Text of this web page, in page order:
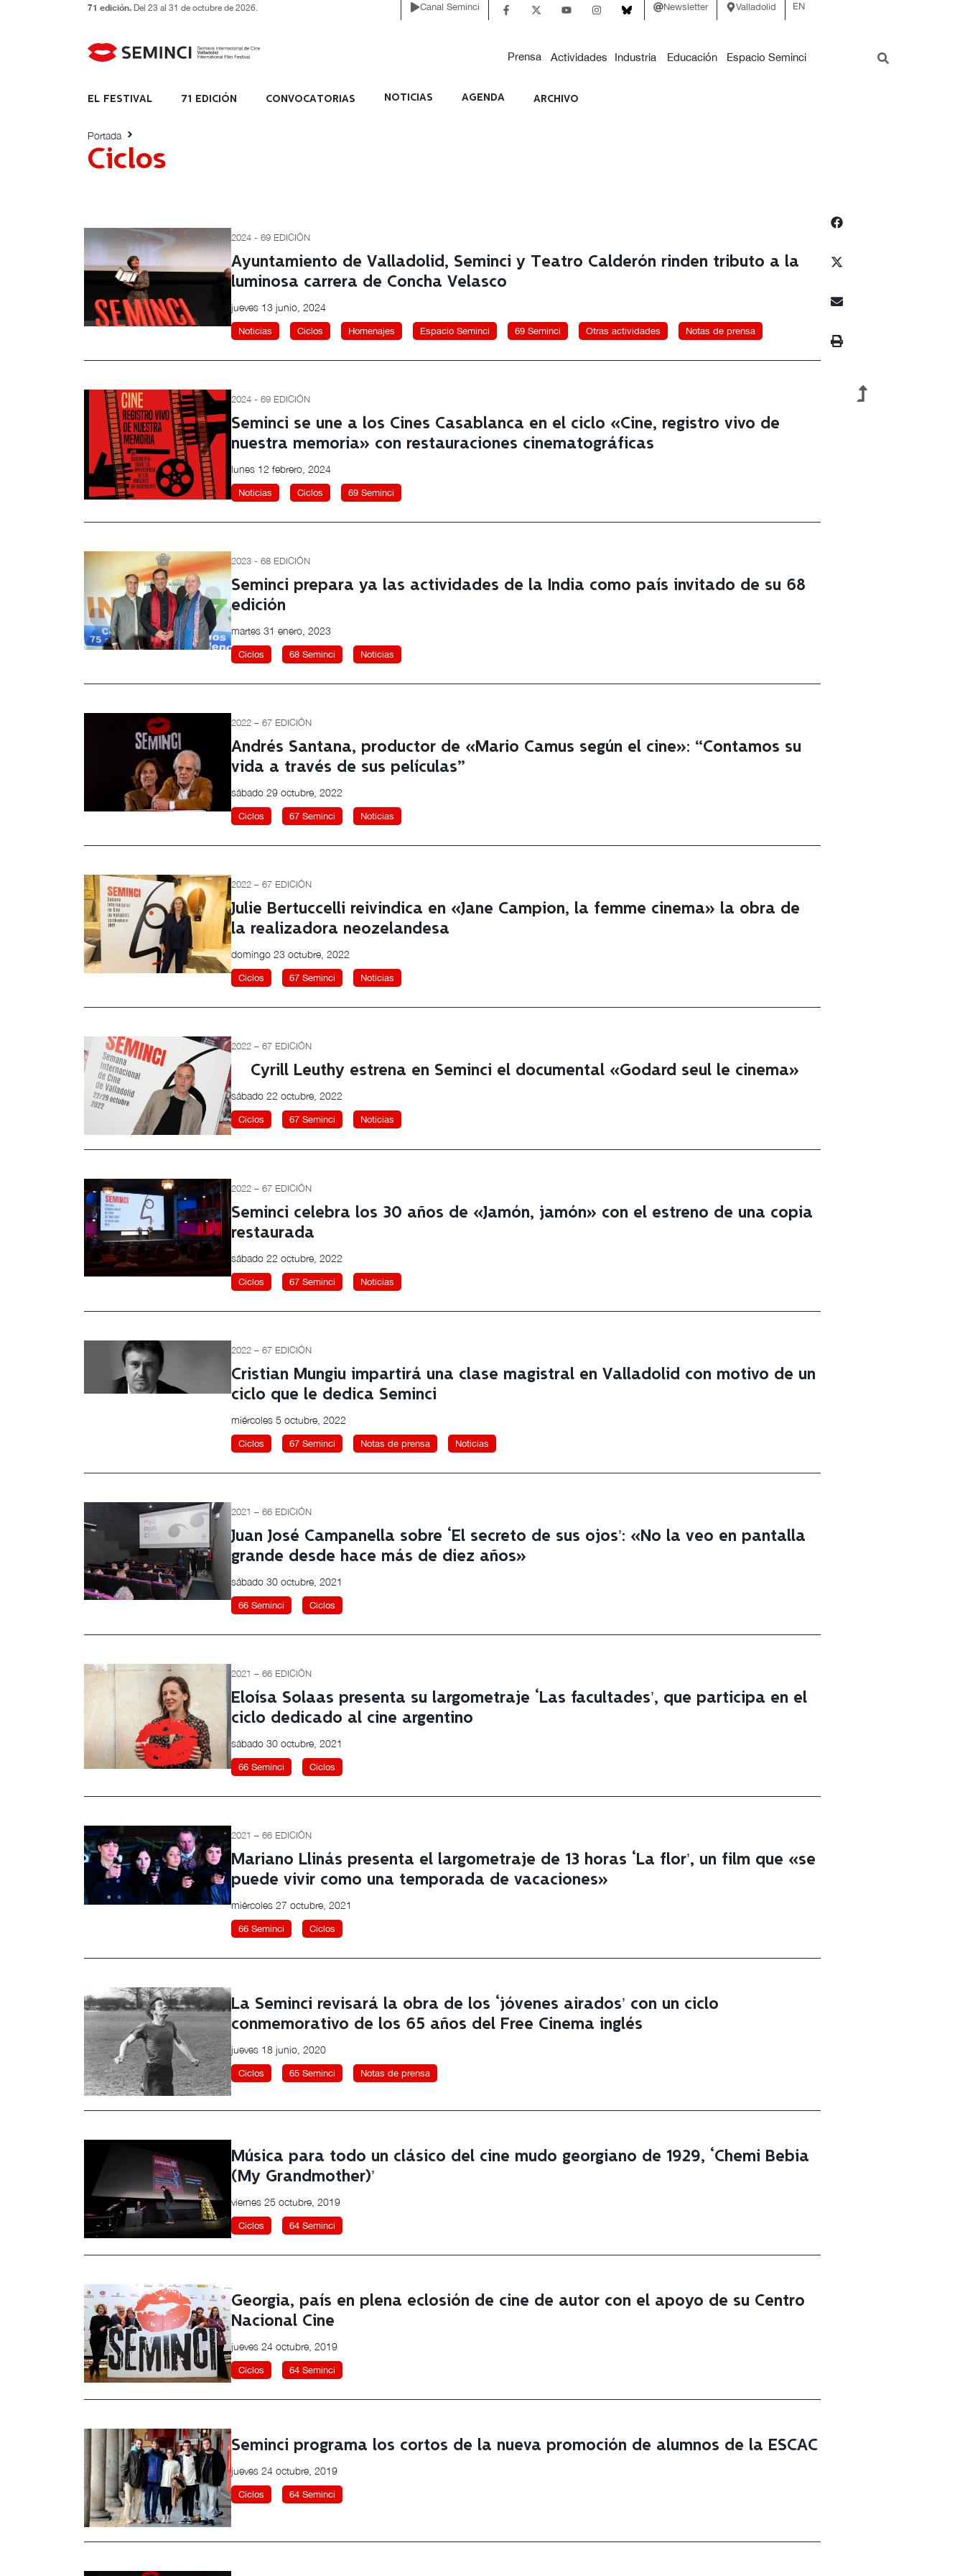
71 edición. Del 23 al 31 de octubre de 2026. Canal Seminci Newsletter Valladolid EN
Prensa Actividades Industria Educación Espacio Seminci
EL FESTIVAL 71 EDICIÓN CONVOCATORIAS NOTICIAS AGENDA ARCHIVO
Ciclos
Portada
Etiquetado con: Ciclos
2024 - 69 EDICIÓN
Ayuntamiento de Valladolid, Seminci y Teatro Calderón rinden tributo a la
luminosa carrera de Concha Velasco
jueves 13 junio, 2024
Noticias Ciclos Homenajes Espacio Seminci 69 Seminci Otras actividades Notas de prensa
2024 - 69 EDICIÓN
Seminci se une a los Cines Casablanca en el ciclo «Cine, registro vivo de
nuestra memoria» con restauraciones cinematográficas
lunes 12 febrero, 2024
Noticias Ciclos 69 Seminci
2023 - 68 EDICIÓN
Seminci prepara ya las actividades de la India como país invitado de su 68
edición
martes 31 enero, 2023
Ciclos 68 Seminci Noticias
2022 – 67 EDICIÓN
Andrés Santana, productor de «Mario Camus según el cine»: “Contamos su
vida a través de sus películas”
sábado 29 octubre, 2022
Ciclos 67 Seminci Noticias
2022 – 67 EDICIÓN
Julie Bertuccelli reivindica en «Jane Campion, la femme cinema» la obra de
la realizadora neozelandesa
domingo 23 octubre, 2022
Ciclos 67 Seminci Noticias
2022 – 67 EDICIÓN
Cyrill Leuthy estrena en Seminci el documental «Godard seul le cinema»
sábado 22 octubre, 2022
Ciclos 67 Seminci Noticias
2022 – 67 EDICIÓN
Seminci celebra los 30 años de «Jamón, jamón» con el estreno de una copia
restaurada
sábado 22 octubre, 2022
Ciclos 67 Seminci Noticias
2022 – 67 EDICIÓN
Cristian Mungiu impartirá una clase magistral en Valladolid con motivo de un
ciclo que le dedica Seminci
miércoles 5 octubre, 2022
Ciclos 67 Seminci Notas de prensa Noticias
2021 – 66 EDICIÓN
Juan José Campanella sobre ‘El secreto de sus ojos’: «No la veo en pantalla
grande desde hace más de diez años»
sábado 30 octubre, 2021
66 Seminci Ciclos
2021 – 66 EDICIÓN
Eloísa Solaas presenta su largometraje ‘Las facultades’, que participa en el
ciclo dedicado al cine argentino
sábado 30 octubre, 2021
66 Seminci Ciclos
2021 – 66 EDICIÓN
Mariano Llinás presenta el largometraje de 13 horas ‘La flor’, un film que «se
puede vivir como una temporada de vacaciones»
miércoles 27 octubre, 2021
66 Seminci Ciclos
La Seminci revisará la obra de los ‘jóvenes airados’ con un ciclo
conmemorativo de los 65 años del Free Cinema inglés
jueves 18 junio, 2020
Ciclos 65 Seminci Notas de prensa
Música para todo un clásico del cine mudo georgiano de 1929, ‘Chemi Bebia
(My Grandmother)’
viernes 25 octubre, 2019
Ciclos 64 Seminci
Georgia, país en plena eclosión de cine de autor con el apoyo de su Centro
Nacional Cine
jueves 24 octubre, 2019
Ciclos 64 Seminci
Seminci programa los cortos de la nueva promoción de alumnos de la ESCAC
jueves 24 octubre, 2019
Ciclos 64 Seminci